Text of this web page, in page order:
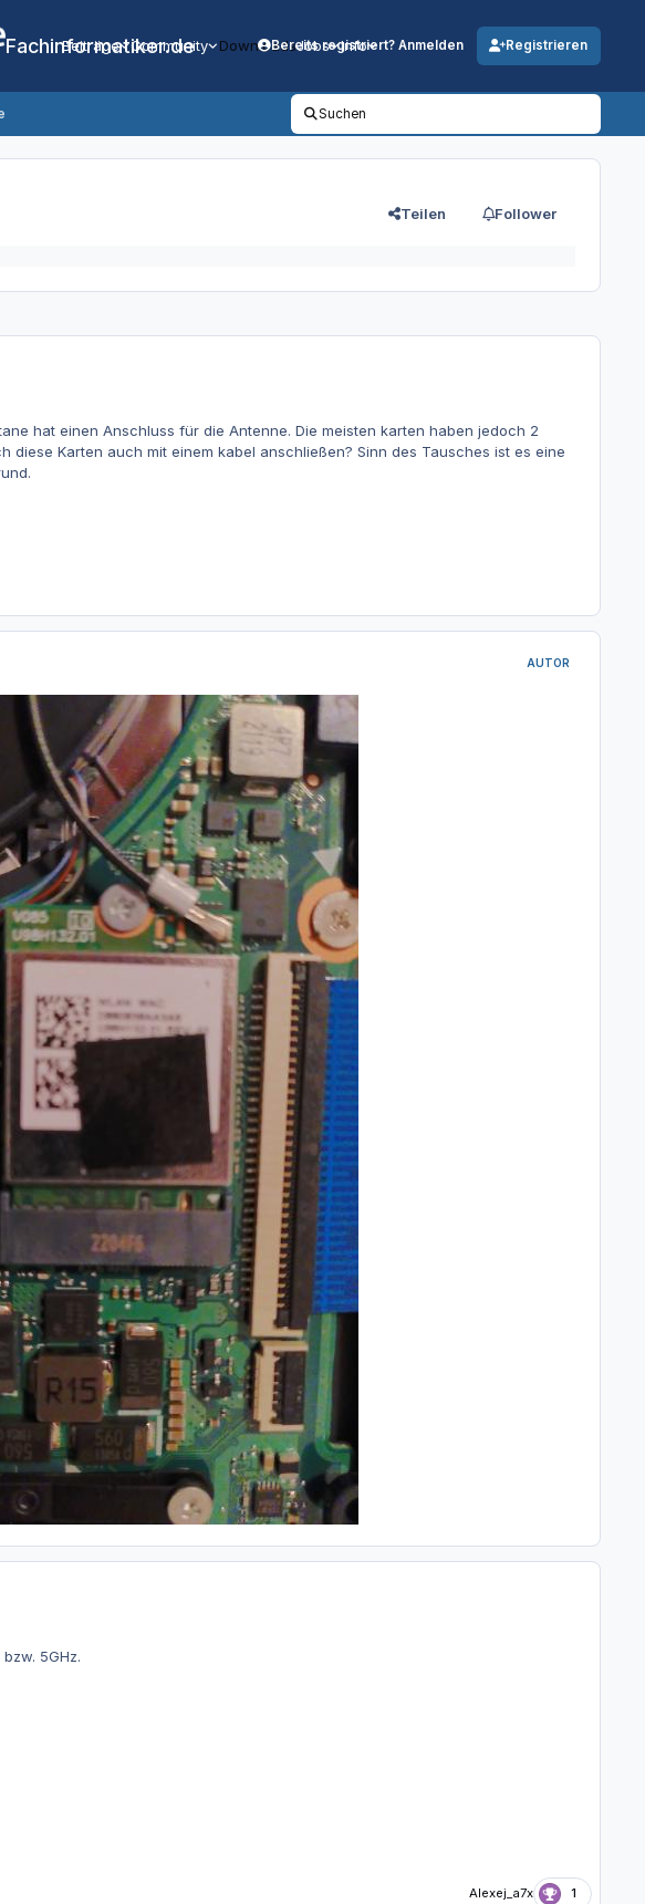
Fachinformatiker.de
Beiträge Community DownloadsJobs Info
Bereits registriert? Anmelden Registrieren
Suchen
Teilen Follower
hat einen Anschluss für die Antenne. Die meisten karten haben jedoch 2
Karten auch mit einem kabel anschließen? Sinn des Tausches ist es eine
AUTOR
5GHz.
Alexej_a7x 1